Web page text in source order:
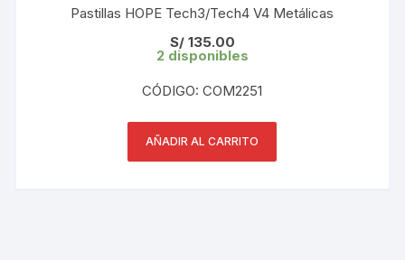
Pastillas HOPE Tech3/Tech4 V4 Metálicas
S/135.00
2 disponibles
CÓDIGO: COM2251
AÑADIR AL CARRITO